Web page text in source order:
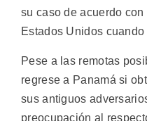
su caso de acuerdo
Estados Unidos
Pese a las remotas
regrese a Panamá si
sus antiguos
preocupación al